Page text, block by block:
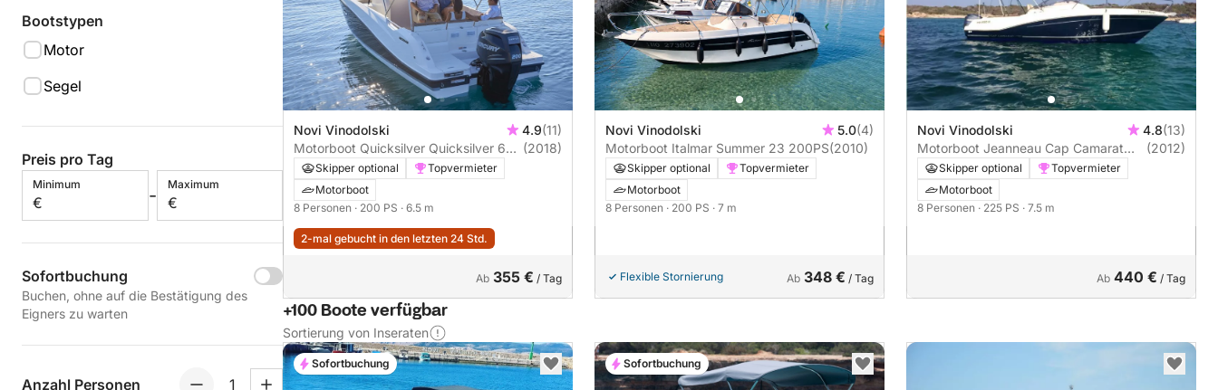
Bootstypen
Motor
Segel
Preis pro Tag
Minimum
€ -
Maximum
€
Sofortbuchung
Buchen, ohne auf die Bestätigung des
Eigners zu warten
Anzahl Personen
Novi Vinodolski 4.9(11)
Motorboot Quicksilver Quicksilver 675
Sundeck 200PS
(2018)
Skipper optional
Topvermieter
Motorboot
8 Personen · 200 PS · 6.5 m
2-mal gebucht in den letzten 24 Std.
Ab 355 € / Tag
Novi Vinodolski 5.0(4)
Motorboot Italmar Summer 23 200PS(2010)
Skipper optional
Topvermieter
Motorboot
8 Personen · 200 PS · 7 m
Flexible Stornierung Ab 348 € / Tag
Novi Vinodolski 4.8(13)
Motorboot Jeanneau Cap Camarat
755 Wa 225PS
(2012)
Skipper optional
Topvermieter
Motorboot
8 Personen · 225 PS · 7.5 m
Ab 440 € / Tag
+100 Boote verfügbar
Sortierung von Inseraten
Sofortbuchung Sofortbuchung